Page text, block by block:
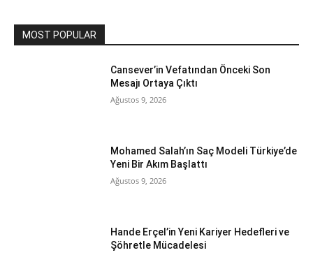
MOST POPULAR
Cansever’in Vefatından Önceki Son
Mesajı Ortaya Çıktı
Ağustos 9, 2026
Mohamed Salah’ın Saç Modeli Türkiye’de
Yeni Bir Akım Başlattı
Ağustos 9, 2026
Hande Erçel’in Yeni Kariyer Hedefleri ve
Şöhretle Mücadelesi